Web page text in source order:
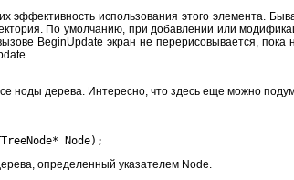
использования этого элемента.
По умолчанию, при добавлении или
BeginUpdate экран не перерисовывается,
ноды дерева. Интересно, что здесь еще можно
Node);
определенный указателем Node.